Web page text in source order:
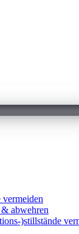
abwehren
)stillstände